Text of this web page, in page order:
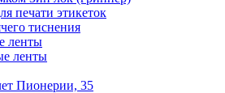
печати этикеток
тиснения
ленты
ленты
Пионерии, 35